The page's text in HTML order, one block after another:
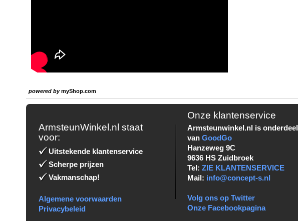
powered bymyShop.com
ArmsteunWinkel.nl staat
voor:
Uitstekende klantenservice
Scherpe prijzen
Vakmanschap!
Algemene voorwaarden
Privacybeleid
Onze klantenservice
Armsteunwinkel.nl is onderdeel
vanGoodGo
Hanzeweg 9C
9636 HS Zuidbroek
Tel:ZIE KLANTENSERVICE
Mail: info@concept-s.nl
Volg ons op Twitter
Onze Facebookpagina